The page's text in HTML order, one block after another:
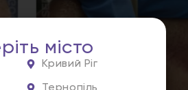
місто
Кривий Ріг
Тернопіль